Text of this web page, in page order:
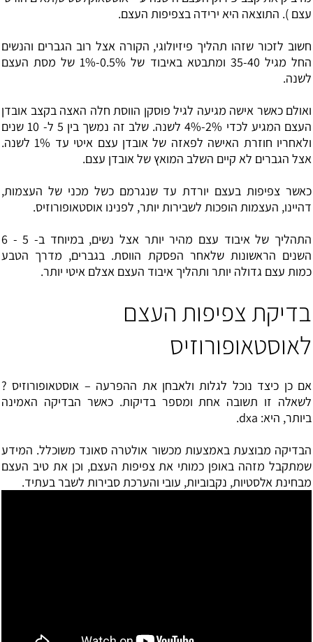
עצם ). התוצאה היא ירידה בצפיפות העצם.
חשוב לזכור שזהו תהליך פיזיולוגי, הקורה אצל רוב הגברים והנשים
החל מגיל 35-40 ומתבטא באיבוד של 0.5%-1% של מסת העצם
לשנה.
ואולם כאשר אישה מגיעה לגיל פוסקן הווסת חלה האצה בקצב אובדן
העצם המגיע לכדי 2%-4% לשנה. שלב זה נמשך בין 5 ל- 10 שנים
ולאחריו חוזרת האישה לפאזה של אובדן עצם איטי עד 1% לשנה.
אצל הגברים לא קיים השלב המואץ של אובדן עצם.
כאשר צפיפות בעצם יורדת עד שנגרמם כשל מכני של העצמות,
דהיינו, העצמות הופכות לשבירות יותר, לפנינו אוסטאופורוזיס.
התהליך של איבוד עצם מהיר יותר אצל נשים, במיוחד ב- 5 - 6
השנים הראשונות שלאחר הפסקת הווסת. בגברים, מדרך הטבע
כמות עצם גדולה יותר ותהליך איבוד העצם אצלם איטי יותר.
בדיקת צפיפות העצם
לאוסטאופורוזיס
אם כן כיצד נוכל לגלות ולאבחן את ההפרעה – אוסטאופורוזיס ?
לשאלה זו תשובה אחת ומספר בדיקות. כאשר הבדיקה האמינה
ביותר, היא: dxa.
הבדיקה מבוצעת באמצעות מכשור אולטרה סאונד משוכלל. המידע
שמתקבל מזהה באופן כמותי את צפיפות העצם, וכן את טיב העצם
מבחינת אלסטיות, נקבוביות, עובי והערכת סבירות לשבר בעתיד.